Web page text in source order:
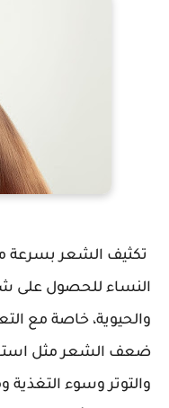
تكثيف الشعر بسرعة من
النساء للحصول على
والحيوية، خاصة مع
ضعف الشعر مثل
والتوتر وسوء